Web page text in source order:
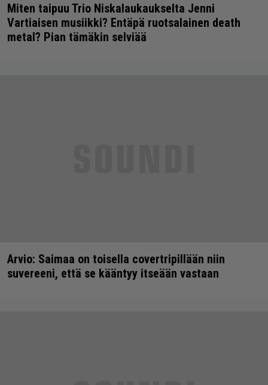
Miten taipuu Trio Niskalaukaukselta Jenni
Vartiaisen musiikki? Entäpä ruotsalainen death
metal? Pian tämäkin selviää
Arvio: Saimaa on toisella covertripillään niin
suvereeni, että se kääntyy itseään vastaan